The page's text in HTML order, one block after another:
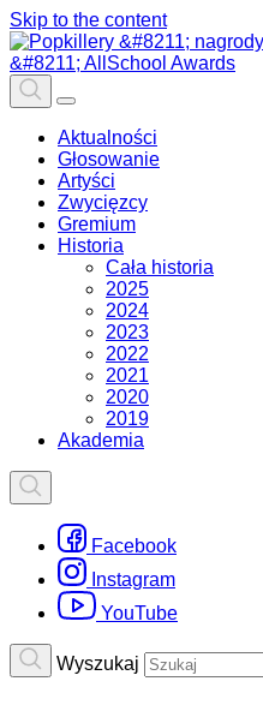
Skip to the content
Aktualności
Głosowanie
Artyści
Zwycięzcy
Gremium
Historia
Cała historia
2025
2024
2023
2022
2021
2020
2019
Akademia
Facebook
Instagram
YouTube
Wyszukaj